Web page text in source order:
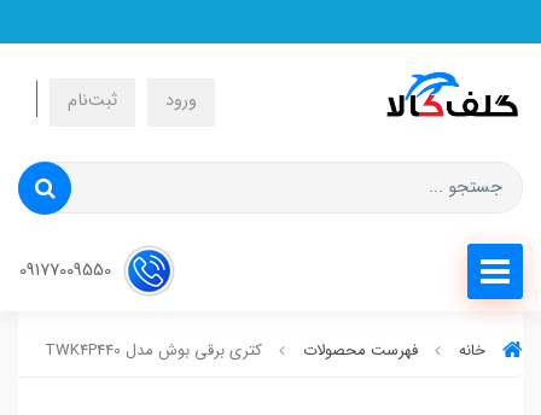
ورود ثبت‌نام
خانه فهرست محصولات کتری برقی بوش مدل TWK4P440